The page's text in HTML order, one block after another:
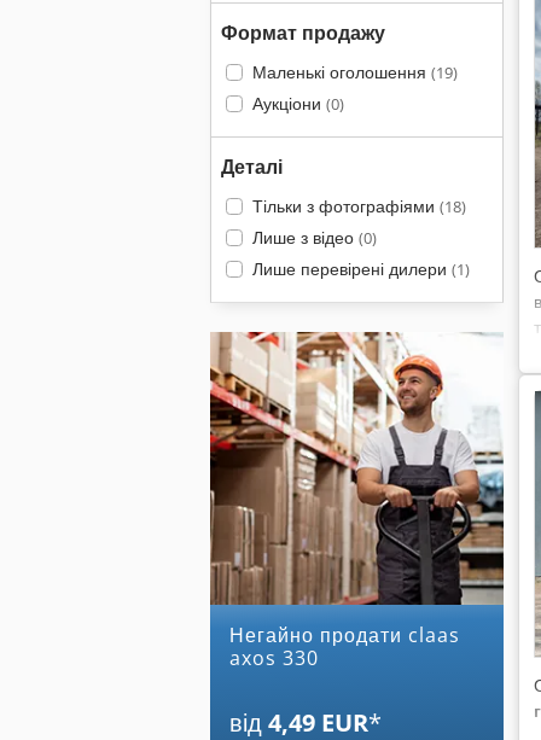
Формат продажу
Маленькі оголошення (19)
Аукціони (0)
Деталі
Тільки з фотографіями (18)
Лише з відео (0)
Лише перевірені дилери (1)
Негайно продати claas
axos 330
від4,49 EUR*